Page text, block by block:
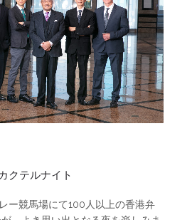
クテルナイト
ー競馬場にて100人以上の香港弁